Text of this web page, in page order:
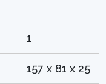
1
157 x 81 x 25